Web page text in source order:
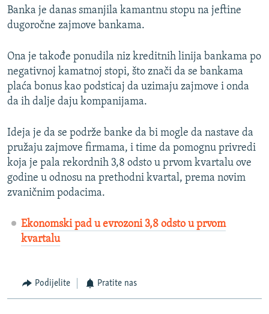
Banka je danas smanjila kamantnu stopu na jeftine
dugoročne zajmove bankama.
Ona je takođe ponudila niz kreditnih linija bankama po
negativnoj kamatnoj stopi, što znači da se bankama
plaća bonus kao podsticaj da uzimaju zajmove i onda
da ih dalje daju kompanijama.
Ideja je da se podrže banke da bi mogle da nastave da
pružaju zajmove firmama, i time da pomognu privredi
koja je pala rekordnih 3,8 odsto u prvom kvartalu ove
godine u odnosu na prethodni kvartal, prema novim
zvaničnim podacima.
Ekonomski pad u evrozoni 3,8 odsto u prvom
kvartalu
Podijelite Pratite nas